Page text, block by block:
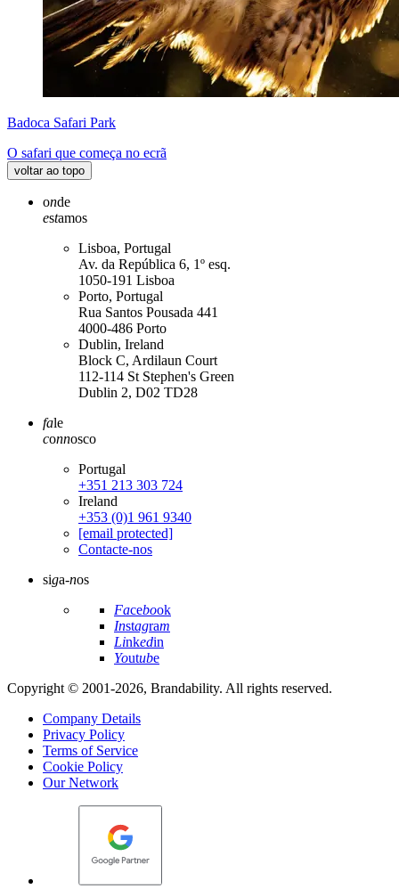
Badoca Safari Park
O safari que começa no ecrã
voltar ao topo
onde
estamos
Lisboa, Portugal
Av. da República 6, 1º esq.
1050-191 Lisboa
Porto, Portugal
Rua Santos Pousada 441
4000-486 Porto
Dublin, Ireland
Block C, Ardilaun Court
112-114 St Stephen's Green
Dublin 2, D02 TD28
fale
connosco
Portugal
+351 213 303 724
Ireland
+353 (0)1 961 9340
[email protected]
Contacte-nos
siga-nos
Facebook
Instagram
Linkedin
Youtube
Copyright © 2001-2026, Brandability. All rights reserved.
Company Details
Privacy Policy
Terms of Service
Cookie Policy
Our Network